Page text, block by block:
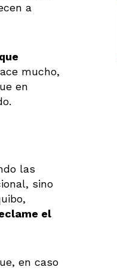
a
mucho,
en
las
sino
el
en caso